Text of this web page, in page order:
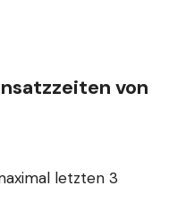
von
letzten 3